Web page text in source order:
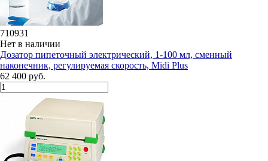
710931
Нет в наличии
Дозатор пипеточный электрический, 1-100 мл, сменный
наконечник, регулируемая скорость, Midi Plus
62 400 руб.